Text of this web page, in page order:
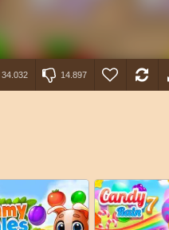
34.032 14.897